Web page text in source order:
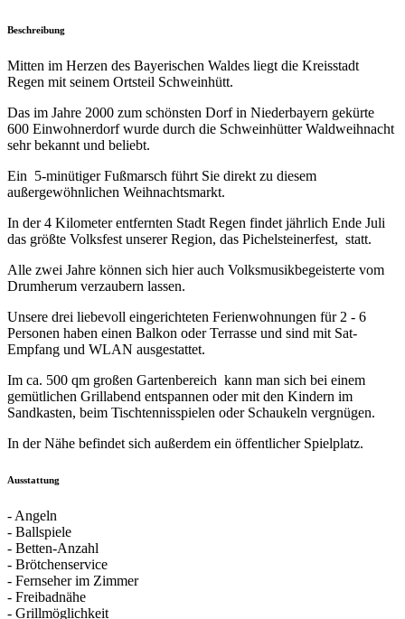
Beschreibung
Mitten im Herzen des Bayerischen Waldes liegt die Kreisstadt
Regen mit seinem Ortsteil Schweinhütt.
Das im Jahre 2000 zum schönsten Dorf in Niederbayern gekürte
600 Einwohnerdorf wurde durch die Schweinhütter Waldweihnacht
sehr bekannt und beliebt.
Ein 5-minütiger Fußmarsch führt Sie direkt zu diesem
außergewöhnlichen Weihnachtsmarkt.
In der 4 Kilometer entfernten Stadt Regen findet jährlich Ende Juli
das größte Volksfest unserer Region, das Pichelsteinerfest, statt.
Alle zwei Jahre können sich hier auch Volksmusikbegeisterte vom
Drumherum verzaubern lassen.
Unsere drei liebevoll eingerichteten Ferienwohnungen für 2 - 6
Personen haben einen Balkon oder Terrasse und sind mit Sat-
Empfang und WLAN ausgestattet.
Im ca. 500 qm großen Gartenbereich kann man sich bei einem
gemütlichen Grillabend entspannen oder mit den Kindern im
Sandkasten, beim Tischtennisspielen oder Schaukeln vergnügen.
In der Nähe befindet sich außerdem ein öffentlicher Spielplatz.
Ausstattung
- Angeln
- Ballspiele
- Betten-Anzahl
- Brötchenservice
- Fernseher im Zimmer
- Freibadnähe
- Grillmöglichkeit